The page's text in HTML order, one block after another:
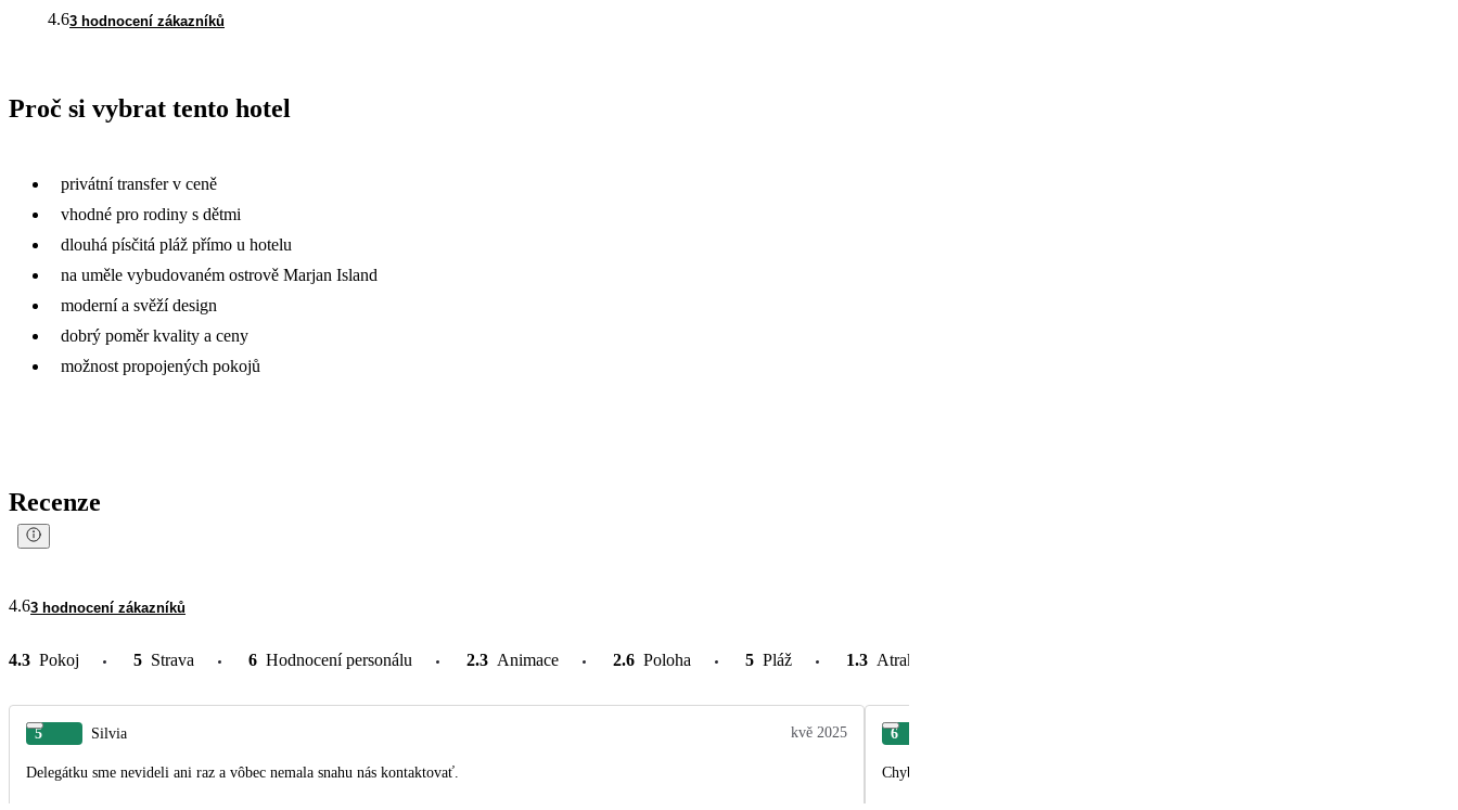
4.63 hodnocení zákazníků
Proč si vybrat tento hotel
privátní transfer v ceně
vhodné pro rodiny s dětmi
dlouhá písčitá pláž přímo u hotelu
na uměle vybudovaném ostrově Marjan Island
moderní a svěží design
dobrý poměr kvality a ceny
možnost propojených pokojů
Recenze
4.63 hodnocení zákazníků
4.3 Pokoj 5 Strava 6 Hodnocení personálu 2.3 Animace 2.6 Poloha 5 Pláž 1.3 Atrakce v okolí
5 Silvia kvě 2025
Delegátku sme nevideli ani raz a vôbec nemala snahu nás kontaktovať.
6